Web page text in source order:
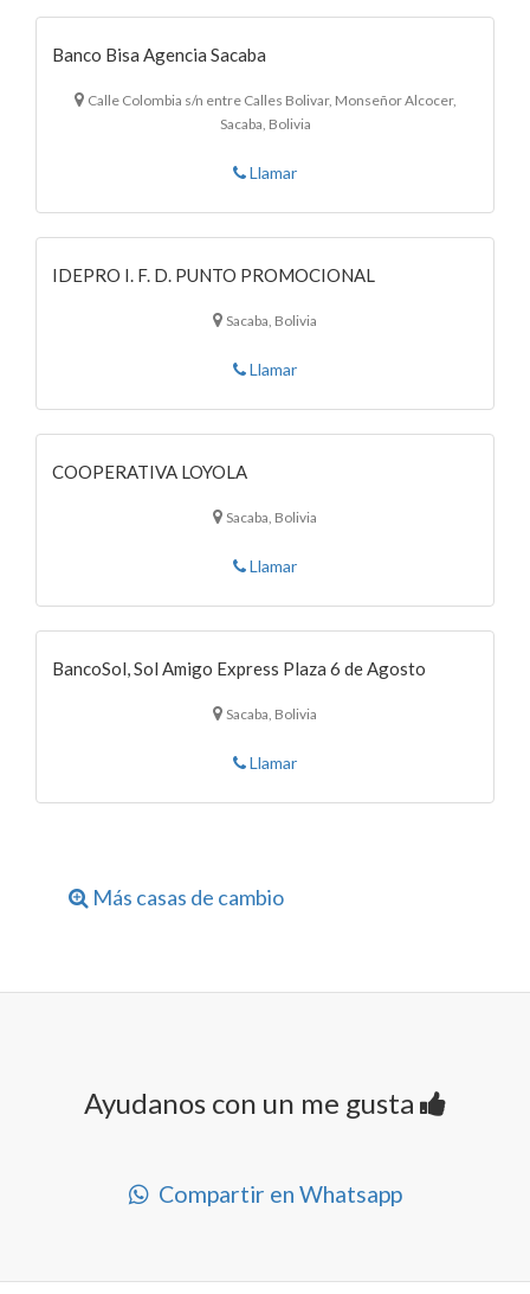
Banco Bisa Agencia Sacaba
Calle Colombia s/n entre Calles Bolivar, Monseñor Alcocer,
Sacaba, Bolivia
Llamar
IDEPRO I. F. D. PUNTO PROMOCIONAL
Sacaba, Bolivia
Llamar
COOPERATIVA LOYOLA
Sacaba, Bolivia
Llamar
BancoSol, Sol Amigo Express Plaza 6 de Agosto
Sacaba, Bolivia
Llamar
Más casas de cambio
Ayudanos con un me gusta
Compartir en Whatsapp